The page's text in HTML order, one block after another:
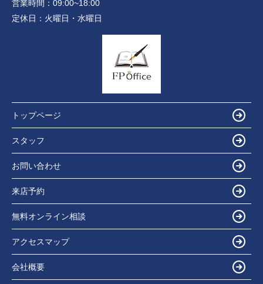
営業時間： 09:00~18:00
定休日： 火曜日・水曜日
トップページ
スタッフ
お問い合わせ
来店予約
無料オンライン相談
アクセスマップ
会社概要